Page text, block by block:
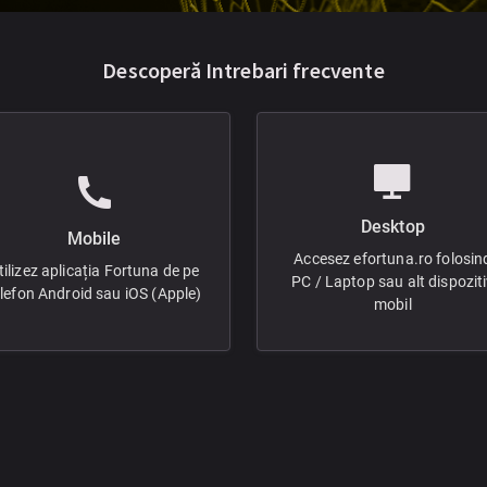
Descoperă Intrebari frecvente
Mobile
aplicația Fortuna de pe
Android sau iOS (Apple)
Desktop
Accesez efortuna.ro
PC / Laptop sau alt
mobil